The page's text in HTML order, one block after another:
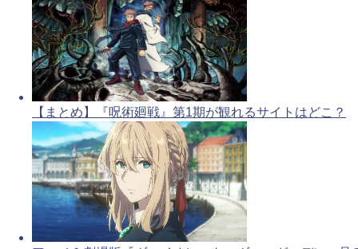
【まとめ】『呪術廻戦』第1期が観れるサイトはどこ？